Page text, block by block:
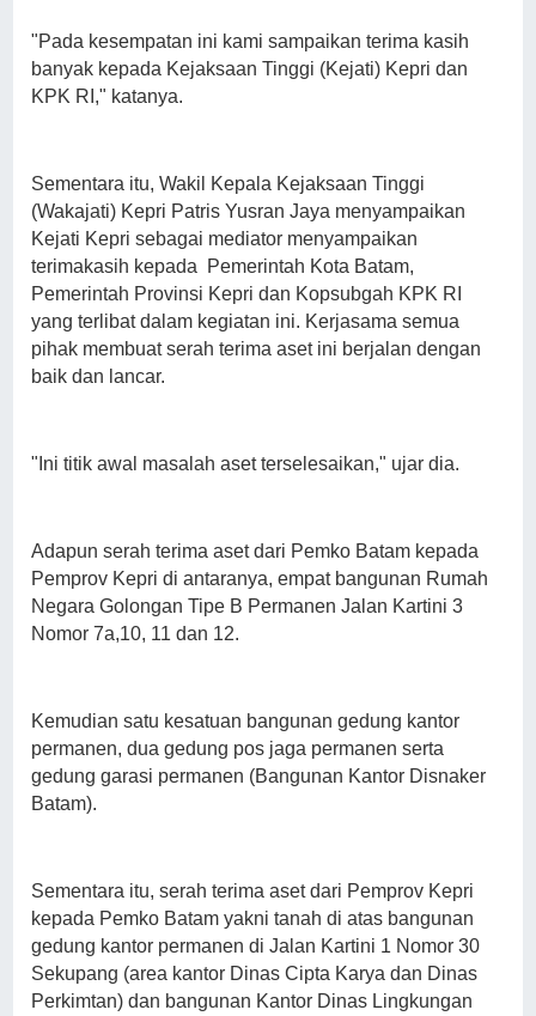
"Pada kesempatan ini kami sampaikan terima kasih
banyak kepada Kejaksaan Tinggi (Kejati) Kepri dan
KPK RI," katanya.
Sementara itu, Wakil Kepala Kejaksaan Tinggi
(Wakajati) Kepri Patris Yusran Jaya menyampaikan
Kejati Kepri sebagai mediator menyampaikan
terimakasih kepada Pemerintah Kota Batam,
Pemerintah Provinsi Kepri dan Kopsubgah KPK RI
yang terlibat dalam kegiatan ini. Kerjasama semua
pihak membuat serah terima aset ini berjalan dengan
baik dan lancar.
"Ini titik awal masalah aset terselesaikan," ujar dia.
Adapun serah terima aset dari Pemko Batam kepada
Pemprov Kepri di antaranya, empat bangunan Rumah
Negara Golongan Tipe B Permanen Jalan Kartini 3
Nomor 7a,10, 11 dan 12.
Kemudian satu kesatuan bangunan gedung kantor
permanen, dua gedung pos jaga permanen serta
gedung garasi permanen (Bangunan Kantor Disnaker
Batam).
Sementara itu, serah terima aset dari Pemprov Kepri
kepada Pemko Batam yakni tanah di atas bangunan
gedung kantor permanen di Jalan Kartini 1 Nomor 30
Sekupang (area kantor Dinas Cipta Karya dan Dinas
Perkimtan) dan bangunan Kantor Dinas Lingkungan